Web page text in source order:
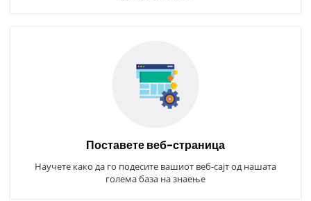
Поставете веб-страница
Научете како да го подесите вашиот веб-сајт од нашата
голема база на знаење